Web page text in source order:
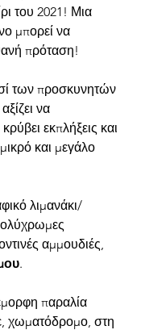
του 2021! Μια
μπορεί να
πρόταση!
των προσκυνητών
να
εκπλήξεις και
και μεγάλο
λιμανάκι/
αμμουδιές,
.
παραλία
χωματόδρομο, στη